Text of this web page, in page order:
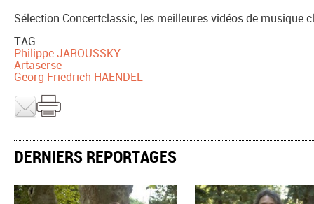
Sélection Concertclassic, les meilleures vidéos de musique
TAG
Philippe JAROUSSKY
Artaserse
Georg Friedrich HAENDEL
DERNIERS REPORTAGES